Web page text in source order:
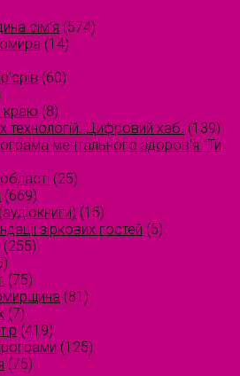
сім’я (574)
(14)
(60)
краю (8)
технологій. Цифровий хаб. (139)
ментального здоров'я "Ти
(25)
(669)
(15)
зіркових гостей (5)
(255)
(75)
(81)
(7)
(419)
(125)
(75)